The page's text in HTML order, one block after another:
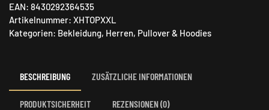
ZN
Fleecepullover
Menge
EAN: 8430292364535
Artikelnummer: XHTOPXXL
Kategorien: Bekleidung, Herren, Pullover & Hoodies
BESCHREIBUNG ZUSÄTZLICHE INFORMATIONEN
PRODUKTSICHERHEIT REZENSIONEN (0)